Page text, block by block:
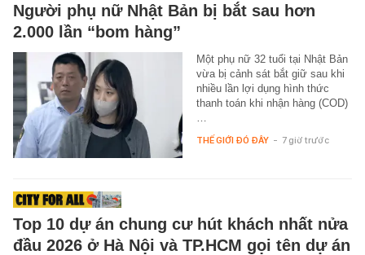
Người phụ nữ Nhật Bản bị bắt sau hơn
2.000 lần “bom hàng”
Một phụ nữ 32 tuổi tại Nhật Bản
vừa bị cảnh sát bắt giữ sau khi
nhiều lần lợi dụng hình thức
thanh toán khi nhận hàng (COD)
THẾ GIỚI ĐÓ ĐÂY - 7 giờ trước
Top 10 dự án chung cư hút khách nhất nửa
đầu 2026 ở Hà Nội và TP.HCM gọi tên dự án